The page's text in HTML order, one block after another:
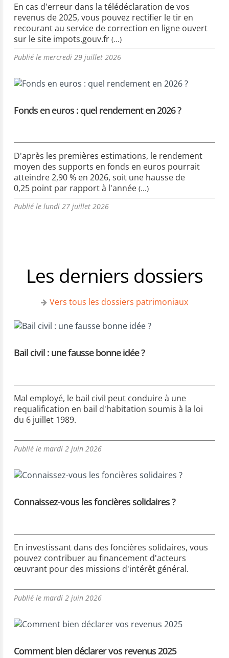
En cas d'erreur dans la télédéclaration de vos
revenus de 2025, vous pouvez rectifier le tir en
recourant au service de correction en ligne ouvert
sur le site impots.gouv.fr (...)
Publié le mercredi 29 juillet 2026
Fonds en euros : quel rendement en 2026 ?
D'après les premières estimations, le rendement
moyen des supports en fonds en euros pourrait
atteindre 2,90 % en 2026, soit une hausse de
0,25 point par rapport à l'année (...)
Publié le lundi 27 juillet 2026
Les derniers dossiers
Vers tous les dossiers patrimoniaux
Bail civil : une fausse bonne idée ?
Mal employé, le bail civil peut conduire à une
requalification en bail d'habitation soumis à la loi
du 6 juillet 1989.
Publié le mardi 2 juin 2026
Connaissez-vous les foncières solidaires ?
En investissant dans des foncières solidaires, vous
pouvez contribuer au financement d'acteurs
œuvrant pour des missions d'intérêt général.
Publié le mardi 2 juin 2026
Comment bien déclarer vos revenus 2025